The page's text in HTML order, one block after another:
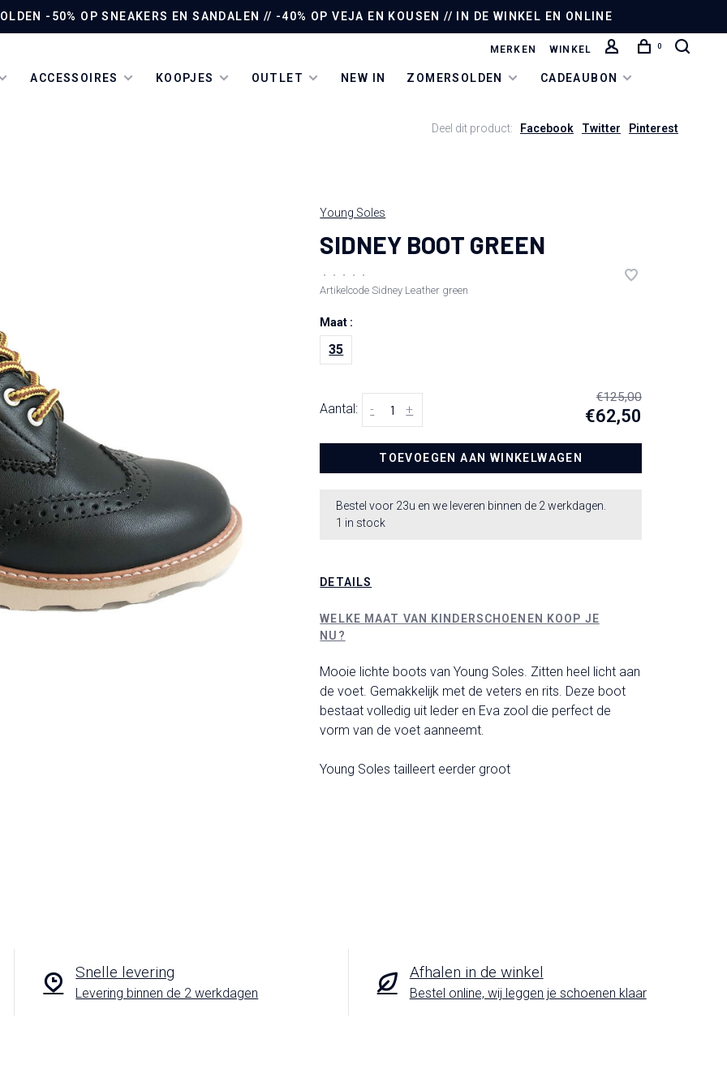
-50% OP SNEAKERS EN SANDALEN // -40% OP VEJA EN KOUSEN // IN DE WINKEL EN ONLINE
ACCESSOIRES KOOPJES OUTLET NEW IN ZOMERSOLDEN CADEAUBON
MERKEN WINKEL 0
Deel dit product: Facebook Twitter Pinterest
Young Soles
SIDNEY BOOT GREEN
• • • •
•
Artikelcode Sidney Leather green
Maat :
35
Aantal: +
-
€125,00
€62,50
TOEVOEGEN AAN WINKELWAGEN
Bestel voor 23u en we leveren binnen de 2 werkdagen.
1 in stock
DETAILS
WELKE MAAT VAN KINDERSCHOENEN KOOP JE
NU?
Mooie lichte boots van Young Soles. Zitten heel licht aan
de voet. Gemakkelijk met de veters en rits. Deze boot
bestaat volledig uit leder en Eva zool die perfect de
vorm van de voet aanneemt.
Young Soles tailleert eerder groot
Snelle levering
Levering binnen de 2 werkdagen
Afhalen in de winkel
Bestel online, wij leggen je schoenen klaar